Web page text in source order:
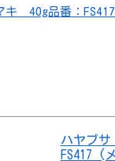
キ 40g品番：
ハヤブ
FS417 (